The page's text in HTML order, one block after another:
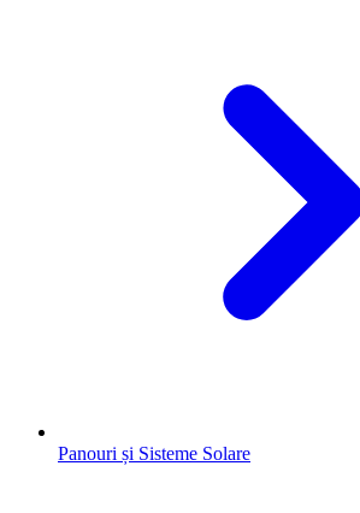
Panouri și Sisteme Solare